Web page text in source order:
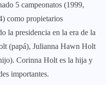
5 campeonatos (1999,
como propietarios
la presidencia en la era de la
(papá), Julianna Hawn Holt
Corinna Holt es la hija y
importantes.